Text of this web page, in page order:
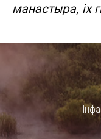
манастыра, іх